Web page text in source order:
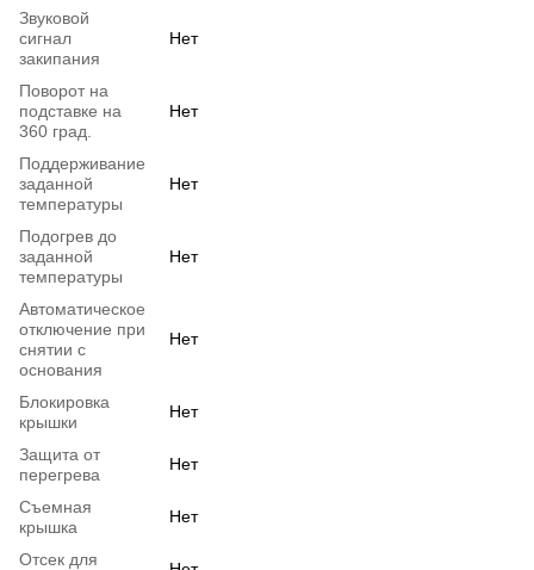
Звуковой
сигнал
закипания
Нет
Поворот на
подставке на
360 град.
Нет
Поддерживание
заданной
температуры
Нет
Подогрев до
заданной
температуры
Нет
Автоматическое
отключение при
снятии с
основания
Нет
Блокировка
крышки
Нет
Защита от
перегрева
Нет
Съемная
крышка
Нет
Отсек для